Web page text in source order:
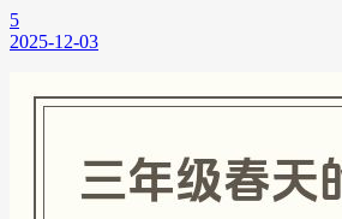
5
2025-12-03